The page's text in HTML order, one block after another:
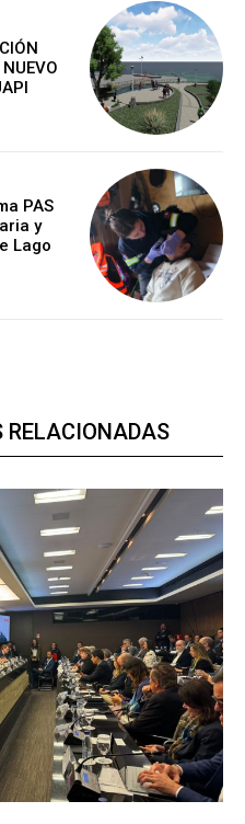
PAS
y
Lago
RELACIONADAS